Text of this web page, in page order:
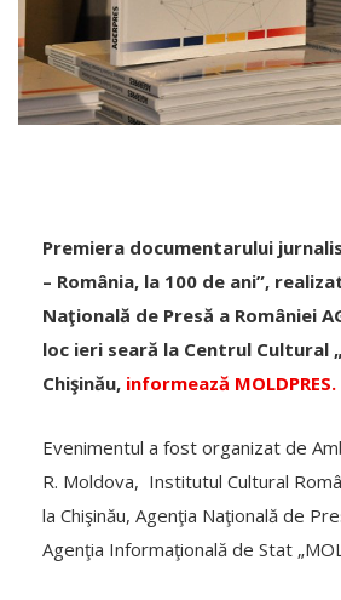
Premiera documentarului
– România, la 100 de ani”,
Naţională de Presă a României
loc ieri seară la Centrul Cultural
Chişinău, informează MOLDPRES.
Evenimentul a fost organizat de
R. Moldova, Institutul Cultural
la Chişinău, Agenţia Naţională de
Agenţia Informaţională de Stat